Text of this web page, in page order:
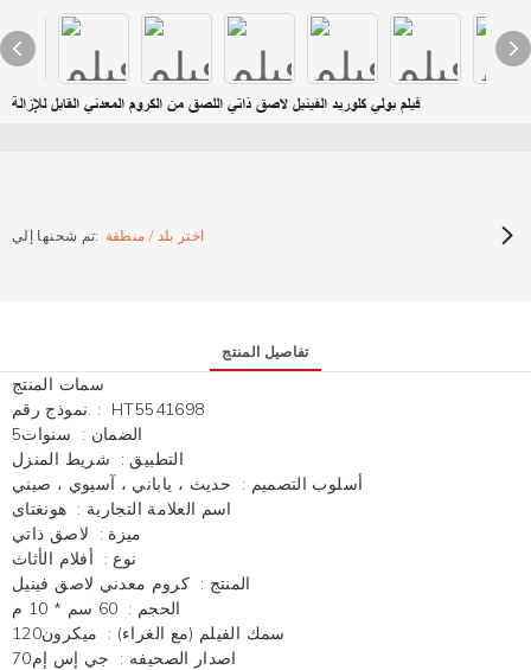
فيلم بولي كلوريد الفينيل لاصق ذاتي اللصق من الكروم المعدني القابل للإزالة
تم شحنها إلي: اختر بلد / منطقة
تفاصيل المنتج
سمات المنتج
نموذج رقم. :
HT5541698
الضمان :
سنوات5
التطبيق :
شريط المنزل
أسلوب التصميم :
حديث ، ياباني ، آسيوي ، صيني
اسم العلامة التجارية : هونغتاى
ميزة :
لاصق ذاتي
نوع :
أفلام الأثاث
المنتج : كروم معدني لاصق فينيل
الحجم :
سمك الفيلم (مع الغراء) :
ميكرون120
اصدار الصحيفه :
جي إس إم70